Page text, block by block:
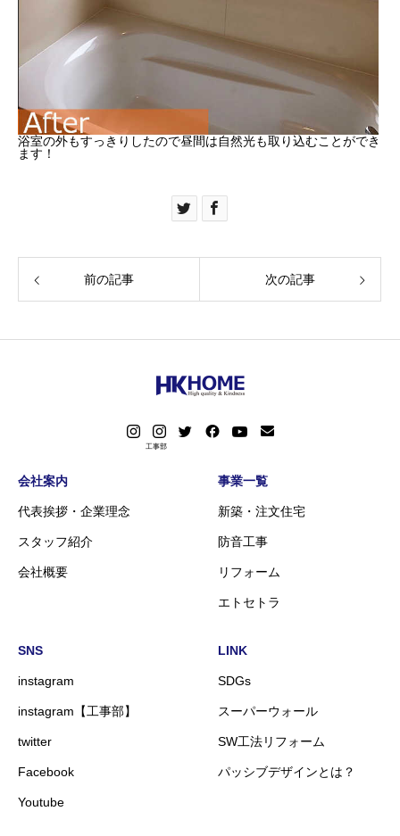
浴室の外もすっきりしたので昼間は自然光も取り込むことができ
ます！
前の記事 次の記事
会社案内
代表挨拶・企業理念
スタッフ紹介
会社概要
事業一覧
新築・注文住宅
防音工事
リフォーム
エトセトラ
SNS
instagram
instagram【工事部】
twitter
Facebook
Youtube
LINK
SDGs
スーパーウォール
SW工法リフォーム
パッシブデザインとは？